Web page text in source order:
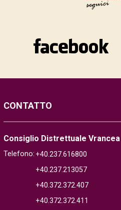
CONTATTO
Consiglio Distrettuale Vrancea
Telefono: +40.237.616800
+40.237.213057
+40.372.372.407
+40.372.372.411